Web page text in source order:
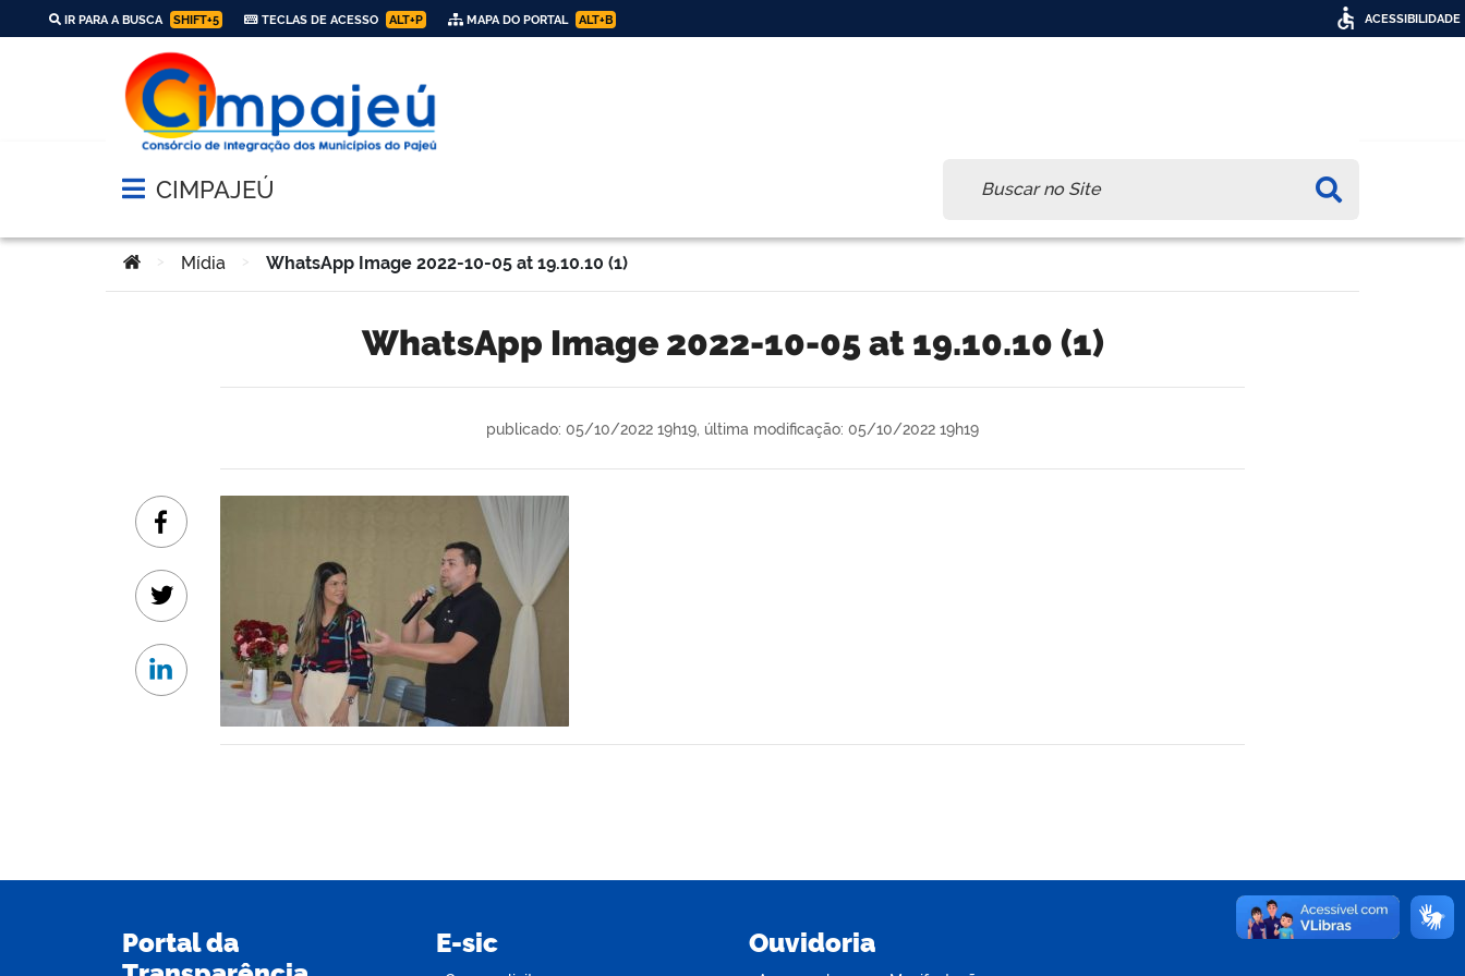
IR PARA A BUSCA SHIFT+5 TECLAS DE ACESSO ALT+P MAPA DO PORTAL ALT+B
Abrir menu principal de navegação
CIMPAJEÚ
Você está aqui:
> Mídia > WhatsApp Image 2022-10-05 at 19.10.10 (1)
WhatsApp Image 2022-10-05 at 19.10.10 (1)
publicado: 05/10/2022 19h19, última modificação: 05/10/2022 19h19
Facebook
Twitter
Linkedin
Portal da
E-sic Ouvidoria
ACESSIBILIDADE